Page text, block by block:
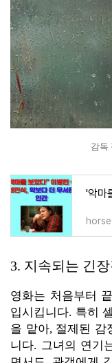
감독
3. 지속되는 긴
영화는 처음부터
입시킵니다. 특히
을 맡아, 절제된 감
니다. 그녀의 연기